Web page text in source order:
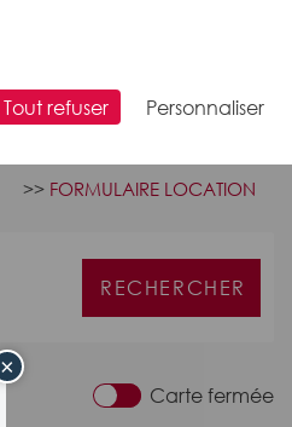
×
>> FORMULAIRE LOCATION
Carte fermée
Tout refuser Personnaliser